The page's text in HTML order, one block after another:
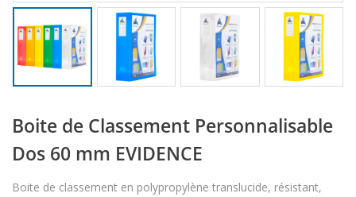
Boite de Classement Personnalisable
Dos 60 mm EVIDENCE
Boite de classement en polypropylène translucide, résistant,